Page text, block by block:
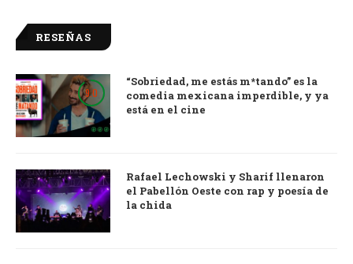
RESEÑAS
9.0
“Sobriedad, me estás m*tando” es la
comedia mexicana imperdible, y ya
está en el cine
Rafael Lechowski y Sharif llenaron
el Pabellón Oeste con rap y poesía de
la chida